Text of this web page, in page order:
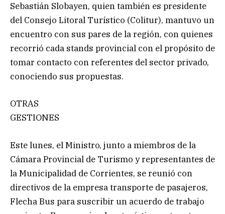
Sebastián Slobayen, quien también es presidente
del Consejo Litoral Turístico (Colitur), mantuvo un
encuentro con sus pares de la región, con quienes
recorrió cada stands provincial con el propósito de
tomar contacto con referentes del sector privado,
conociendo sus propuestas.
OTRAS
GESTIONES
Este lunes, el Ministro, junto a miembros de la
Cámara Provincial de Turismo y representantes de
la Municipalidad de Corrientes, se reunió con
directivos de la empresa transporte de pasajeros,
Flecha Bus para suscribir un acuerdo de trabajo